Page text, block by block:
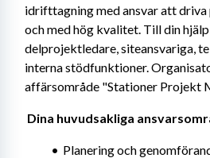
idrifttagning med ansvar att
och med hög kvalitet. Till din
delprojektledare, siteansvariga,
interna stödfunktioner.
affärsområde "Stationer Projekt
Dina huvudsakliga
Planering och